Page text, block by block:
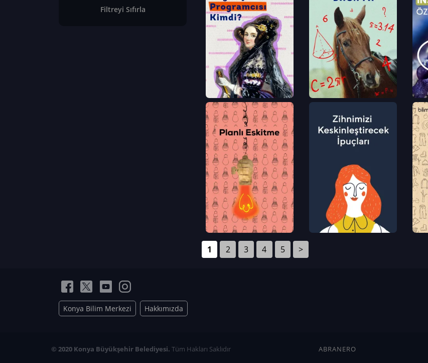
Can TORUNFiltreyi Sıfırla
1 2 3 4 5 >
Konya Bilim Merkezi Hakkımızda
© 2020 Konya Büyükşehir Belediyesi. Tüm Hakları Saklıdır ABRANERO